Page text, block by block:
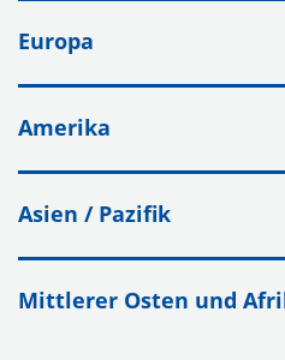
Europa
Amerika
Asien / Pazifik
Mittlerer Osten und